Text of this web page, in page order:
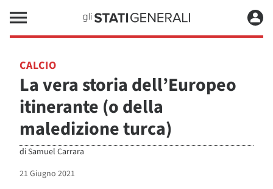
CALCIO
La vera storia dell’Europeo
itinerante (o della
maledizione turca)
diSamuel Carrara
21 Giugno 2021